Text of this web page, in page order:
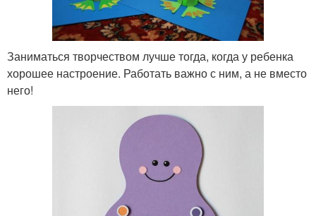
Заниматься творчеством лучше тогда, когда у ребенка
хорошее настроение. Работать важно с ним, а не вместо
него!